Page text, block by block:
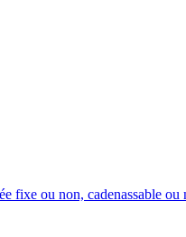
fixe ou non, cadenassable ou